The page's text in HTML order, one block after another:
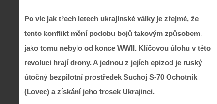
Po víc jak třech letech ukrajinské války je zřejmé, že
tento konflikt mění podobu bojů takovým způsobem,
jako tomu nebylo od konce WWII. Klíčovou úlohu v této
revoluci hrají drony. A jednou z jejích epizod je ruský
útočný bezpilotní prostředek Suchoj S-70 Ochotnik
(Lovec) a získání jeho trosek Ukrajinci.